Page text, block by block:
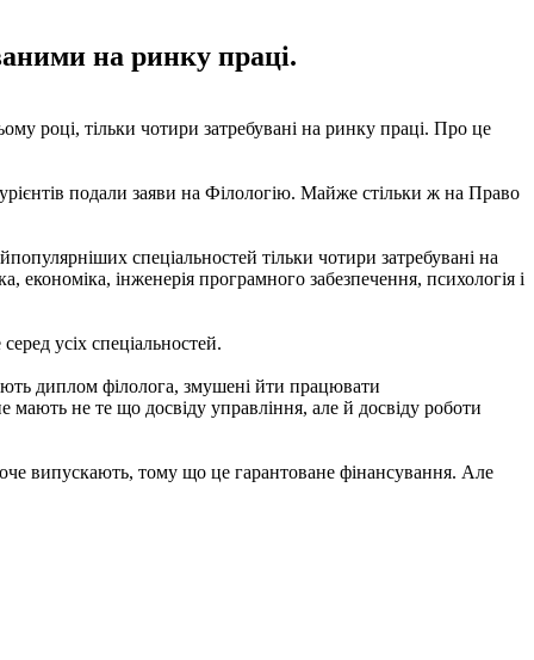
на ринку праці.
році, тільки чотири затребувані на ринку праці. Про це
подали заяви на Філологію. Майже стільки ж на Право
спеціальностей тільки чотири затребувані на
інженерія програмного забезпечення, психологія і
усіх спеціальностей.
диплом філолога, змушені йти працювати
мають не те що досвіду управління, але й досвіду роботи
випускають, тому що це гарантоване фінансування. Але